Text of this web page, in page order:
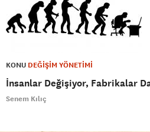
KONU DEĞİŞİM YÖNETİMİ
İnsanlar Değişiyor, Fabrikalar
Senem Kılıç